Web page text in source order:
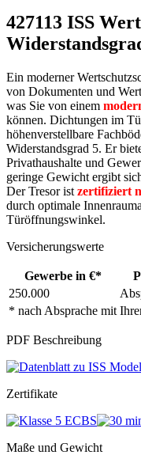
427113 ISS
Ein moderner
von Dokumenten und
was Sie von einem
können. Dichtungen im
höhenverstellbare
Widerstandsgrad 5. Er
Privathaushalte und
geringe Gewicht ergibt
Der Tresor ist zertifiziert
durch optimale
Türöffnungswinkel.
Versicherungswerte
Gewerbe in €*
* nach Absprache mit
250.000
PDF Beschreibung
Zertifikate
Maße und Gewicht